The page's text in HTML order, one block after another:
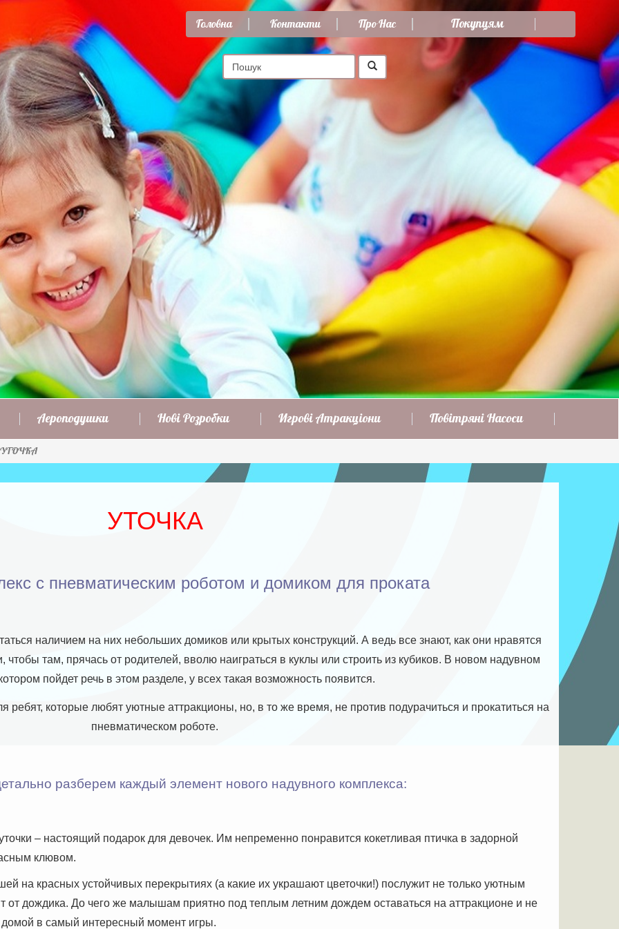
Головна Контакти Про Нас Покупцям
Аероподушки Нові Розробки Игрові Атракціони Повітряні Насоси
УТОЧКА
УТОЧКА
с пневматическим роботом и домиком для проката
наличием на них небольших домиков или крытых конструкций. А ведь все знают, как они нравятся
там, прячась от родителей, вволю наиграться в куклы или строить из кубиков. В новом надувном
пойдет речь в этом разделе, у всех такая возможность появится.
ребят, которые любят уютные аттракционы, но, в то же время, не против подурачиться и прокатиться на
пневматическом роботе.
разберем каждый элемент нового надувного комплекса:
– настоящий подарок для девочек. Им непременно понравится кокетливая птичка в задорной
клювом.
на красных устойчивых перекрытиях (а какие их украшают цветочки!) послужит не только уютным
от дождика. До чего же малышам приятно под теплым летним дождем оставаться на аттракционе и не
домой в самый интересный момент игры.